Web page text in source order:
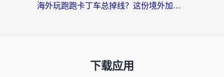
海外玩跑跑卡丁车总掉线？这份境外加速指南帮你零延迟漂移！
下载应用